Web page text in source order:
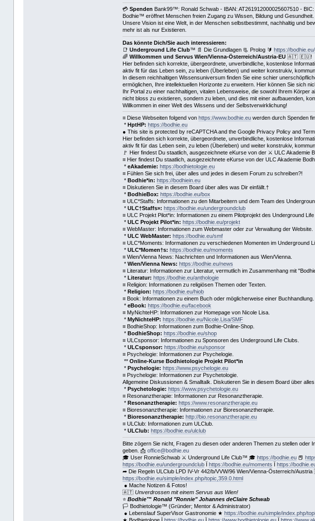
💳 Spenden Bank99™: Ronald Schwab - IBAN: AT261912000025607510 - BIC:
Bodhie™ eröffnet Menschen freien Zugang zu Wissen, Bildung und
Unsere Vision ist eine Welt, in der Menschen selbstbestimmt, nachhaltig und
mehr ist als nur Existieren.
Das könnte Dich/Sie auch interessieren:
📑 Underground Life Club™ 📄 Die Grundlagen 📃 Prolog 🔰 https://
🌈 Willkommen und Servus Wien/Vienna-Österreich/Austria-EU🇦🇹 🇪🇺!
Hier befinden sich korrekte, übergeordnete, unverbindliche, kostenlose
aktiv fit für das Leben sein, zu leben (Überleben) und weiter konstrukiv,
In diesem reichhaltigen Wissensuniversum finden Sie eine schier
ermöglichen, Ihre intellektuellen Horizonte zu erweitern. Hier können Sie sich
Ihr Portal zu einer nachhaltigen, vitalen Lebensweise, die sowohl Ihrem
nicht bloss zu existieren, sondern zu leben, und dies mit einer aufbauenden,
Willkommen in einer Welt des Wissens und der Selbstverwirklichung!
≡ Diese Webseiten folgend von https://www.bodhie.euwerden durch Spenden
* HptHP: https://bodhie.eu
● This site is protected by reCAPTCHA and the Google Privacy Policy and
Hier befinden sich korrekte, übergeordnete, unverbindliche, kostenlose
aktiv fit für das Leben sein, zu leben (Überleben) und weiter konstrukiv,
🚩 Hier findest Du staatlich, ausgezeichnete eKurse von der ⚔ ULC Akademie
≡ Hier findest Du staatlich, ausgezeichnete eKurse von der ULC Akademie
* eAkademie: https://bodhietologie.eu
≡ Fühlen Sie sich frei, über alles und jedes in diesem Forum zu schreiben?!
* Bodhie*in: https://bodhiein.eu
≡ Diskutieren Sie in diesem Board über alles was Dir einfällt.†
* BodhieBox: https://bodhie.eu/box
≡ ULC*Staffs: Informationen zu den Mitarbeitern und dem Team des
* ULC†Staffs»: https://bodhie.eu/undergroundclub
≡ ULC Projekt Pilot*in: Informationen zu einem Pilotprojekt des Underground Life
* ULC Projekt Pilot*in: https://bodhie.eu/projekt
≡ WebMaster: Informationen zum Webmaster oder zur Verwaltung der Website.
* ULC WebMaster: https://bodhie.eu/smf
≡ ULC*Moments: Informationen zu verschiedenen Momenten im Underground
* ULC*Momen†s: https://bodhie.eu/moments
≡ Wien/Vienna News: Nachrichten und Informationen aus Wien/Vienna.
* Wien/Vienna News: https://bodhie.eu/news
≡ Literatur: Informationen zur Literatur, vermutlich im Zusammenhang mit
* Literatur: https://bodhie.eu/anthologie
≡ Religion: Informationen zu religiösen Themen oder Texten.
* Religion: https://bodhie.eu/hiob
≡ Book: Informationen zu einem Buch oder möglicherweise einer Buchhandlung.
* eBook: https://bodhie.eu/facebook
≡ MyNichteHP: Informationen zur Homepage von Nicole Lisa.
* MyNichteHP: https://bodhie.eu/Nicole.Lisa/SMF
≡ BodhieShop: Informationen zum Bodhie-Online-Shop.
* BodhieShop: https://bodhie.eu/shop
≡ ULCsponsor: Informationen zu Sponsoren des Underground Life Clubs.
* ULCsponsor: https://bodhie.eu/sponsor
≡ Psychelogie: Informationen zur Psychelogie.
** Online-Kurse Bodhietologie Projekt Pilot*in
* Psychelogie: https://www.psychelogie.eu
≡ Psychelogie: Informationen zur Psychetologie.
Allgemeine Diskussionen & Smalltalk. Diskutieren Sie in diesem Board über
* Psychetologie: https://www.psychetologie.eu
≡ Resonanztherapie: Informationen zur Resonanztherapie.
* Resonanztherapie: https://www.resonanztherapie.eu
≡ Bioresonanztherapie: Informationen zur Bioresonanztherapie.
* Bioresonanztherapie: http://bio.resonanztherapie.eu
≡ ULClub: Informationen zum ULClub.
* ULClub: https://bodhie.eu/ulclub
Bitte zögern Sie nicht, Fragen zu diesen oder anderen Themen zu stellen
geben. 📩 office@bodhie.eu
🎓 User RonnieSchwab ⚔ Underground Life Club™ 🎓 https://bodhie.eu📕
https://bodhie.eu/undergroundclubÏ https://bodhie.eu/moments Ï https://
➦ Die Regeln ULClub LPD IV-Vr 442/b/VVW/96 Wien/Vienna-Österreich/
https://bodhie.eu/simple/index.php/topic,359.0.html
● Mache Notizen & Fotos!
🇦🇹 Unverdrossen mit einem Servus aus Wien!
⭐️ Bodhie™ Ronald "Ronnie" Johannes deClaire Schwab
🏳 Bodhietologie™ (Gründer; Mentor & Administrator)
● Lebenslauf SuperVisor Gastronomie ★ https://bodhie.eu/simple/index.php/